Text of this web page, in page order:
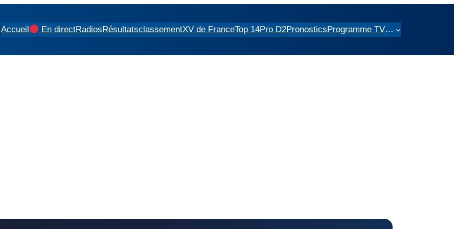
Accueil En directRadiosRésultatsclassementXV de FranceTop 14Pro D2PronosticsProgramme TV…